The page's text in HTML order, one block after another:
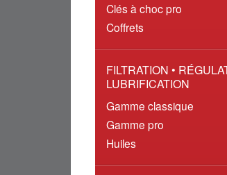
Clés à choc pro
Coffrets
FILTRATION •
LUBRIFICATION
Gamme classique
Gamme pro
Huiles